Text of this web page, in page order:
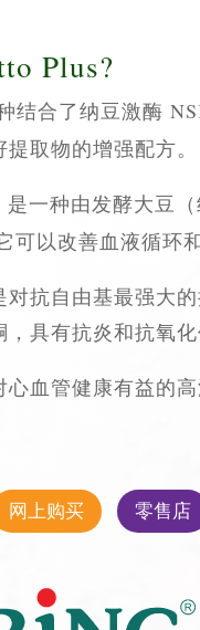
Plus?
结合了纳豆激酶
取物的增强配方。
是一种由发酵大豆
可以改善血液循环
抗自由基最强大
具有抗炎和抗氧化
血管健康有益的
网上购买 零售店